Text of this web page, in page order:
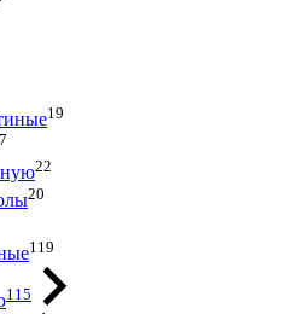
19
22
20
119
115